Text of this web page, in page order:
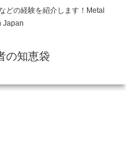
どの経験を紹介します！Metal
Japan
の知恵袋